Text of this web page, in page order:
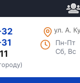
ул. А.
Пн-Пт
Сб, Вс